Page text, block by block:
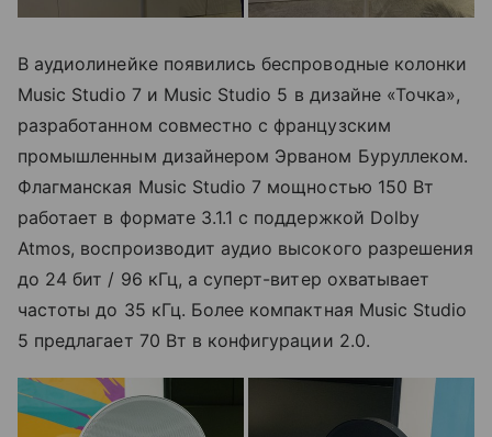
В аудиолинейке появились беспроводные колонки
Music Studio 7 и Music Studio 5 в дизайне «Точка»,
разработанном совместно с французским
промышленным дизайнером Эрваном Буруллеком.
Флагманская Music Studio 7 мощностью 150 Вт
работает в формате 3.1.1 с поддержкой Dolby
Atmos, воспроизводит аудио высокого разрешения
до 24 бит / 96 кГц, а суперт-витер охватывает
частоты до 35 кГц. Более компактная Music Studio
5 предлагает 70 Вт в конфигурации 2.0.